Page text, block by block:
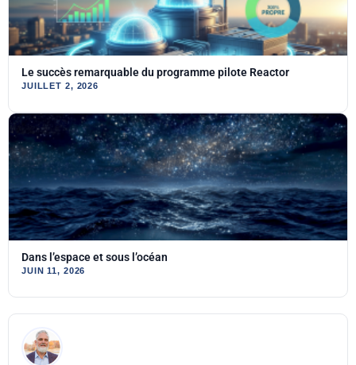
Le succès remarquable du programme pilote Reactor
JUILLET 2, 2026
Dans l’espace et sous l’océan
JUIN 11, 2026